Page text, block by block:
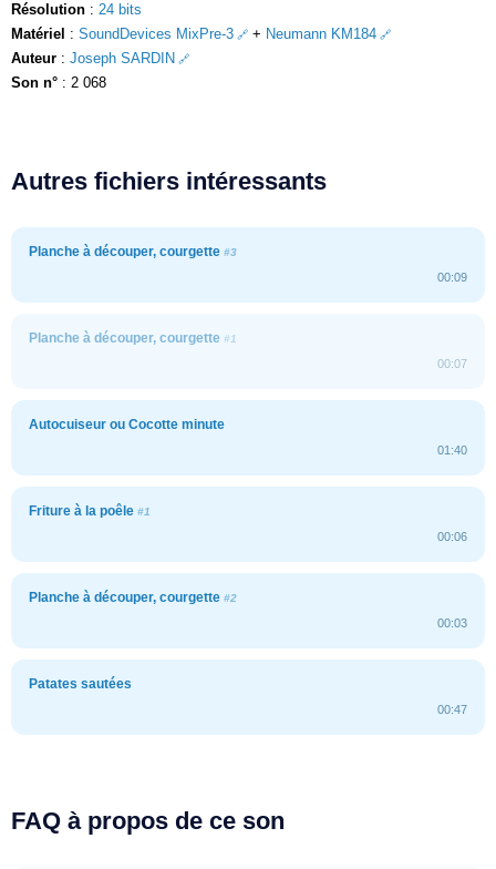
Résolution : 24 bits
Matériel : SoundDevices MixPre-3 + Neumann KM184
Auteur : Joseph SARDIN
Son n° : 2 068
Autres fichiers intéressants
Planche à découper, courgette #3
00:09
Planche à découper, courgette #1
00:07
Autocuiseur ou Cocotte minute
01:40
Friture à la poêle #1
00:06
Planche à découper, courgette #2
00:03
Patates sautées
00:47
FAQ à propos de ce son